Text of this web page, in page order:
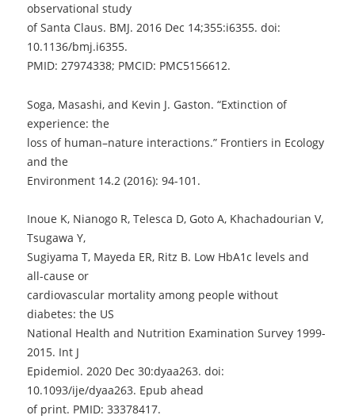
observational study
of Santa Claus. BMJ. 2016 Dec 14;355:i6355. doi:
10.1136/bmj.i6355.
PMID: 27974338; PMCID: PMC5156612.
Soga, Masashi, and Kevin J. Gaston. “Extinction of
experience: the
loss of human–nature interactions.” Frontiers in Ecology
and the
Environment 14.2 (2016): 94-101.
Inoue K, Nianogo R, Telesca D, Goto A, Khachadourian V,
Tsugawa Y,
Sugiyama T, Mayeda ER, Ritz B. Low HbA1c levels and
all-cause or
cardiovascular mortality among people without
diabetes: the US
National Health and Nutrition Examination Survey 1999-
2015. Int J
Epidemiol. 2020 Dec 30:dyaa263. doi:
10.1093/ije/dyaa263. Epub ahead
of print. PMID: 33378417.